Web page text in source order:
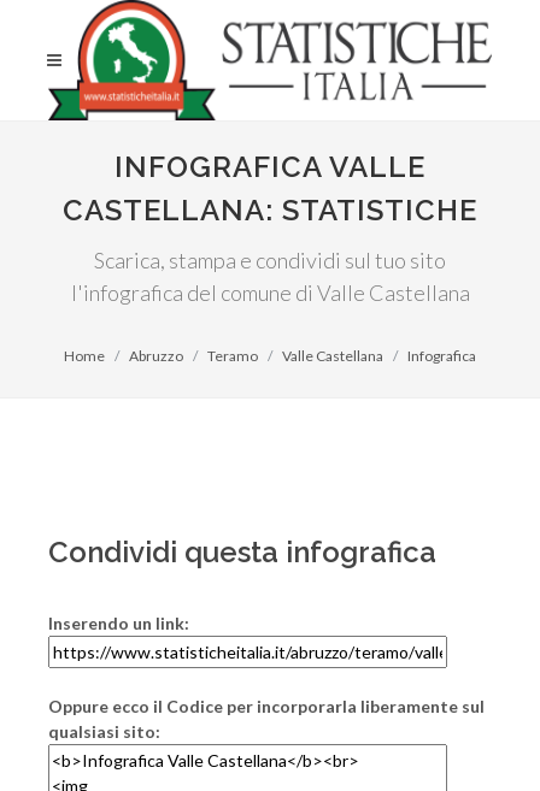
INFOGRAFICA VALLE
CASTELLANA: STATISTICHE
Scarica, stampa e condividi sul tuo sito
l'infografica del comune di Valle Castellana
Home Abruzzo Teramo Valle Castellana Infografica
Condividi questa infografica
Inserendo un link:
Oppure ecco il Codice per incorporarla liberamente sul
qualsiasi sito: